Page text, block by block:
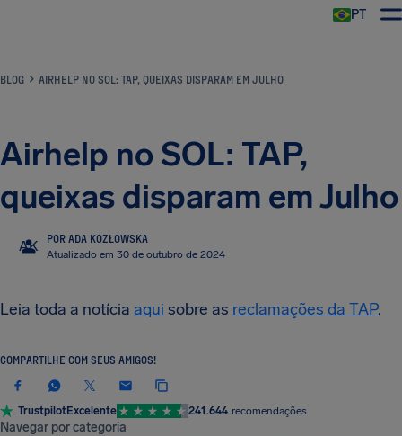
PT
BLOG AIRHELP NO SOL: TAP, QUEIXAS DISPARAM EM JULHO
Airhelp no SOL: TAP,
queixas disparam em Julho
AK
POR ADA KOZŁOWSKA
Atualizado em 30 de outubro de 2024
Leia toda a notícia aqui sobre as reclamações da TAP.
COMPARTILHE COM SEUS AMIGOS!
TrustpilotExcelente 241.644 recomendações
Navegar por categoria